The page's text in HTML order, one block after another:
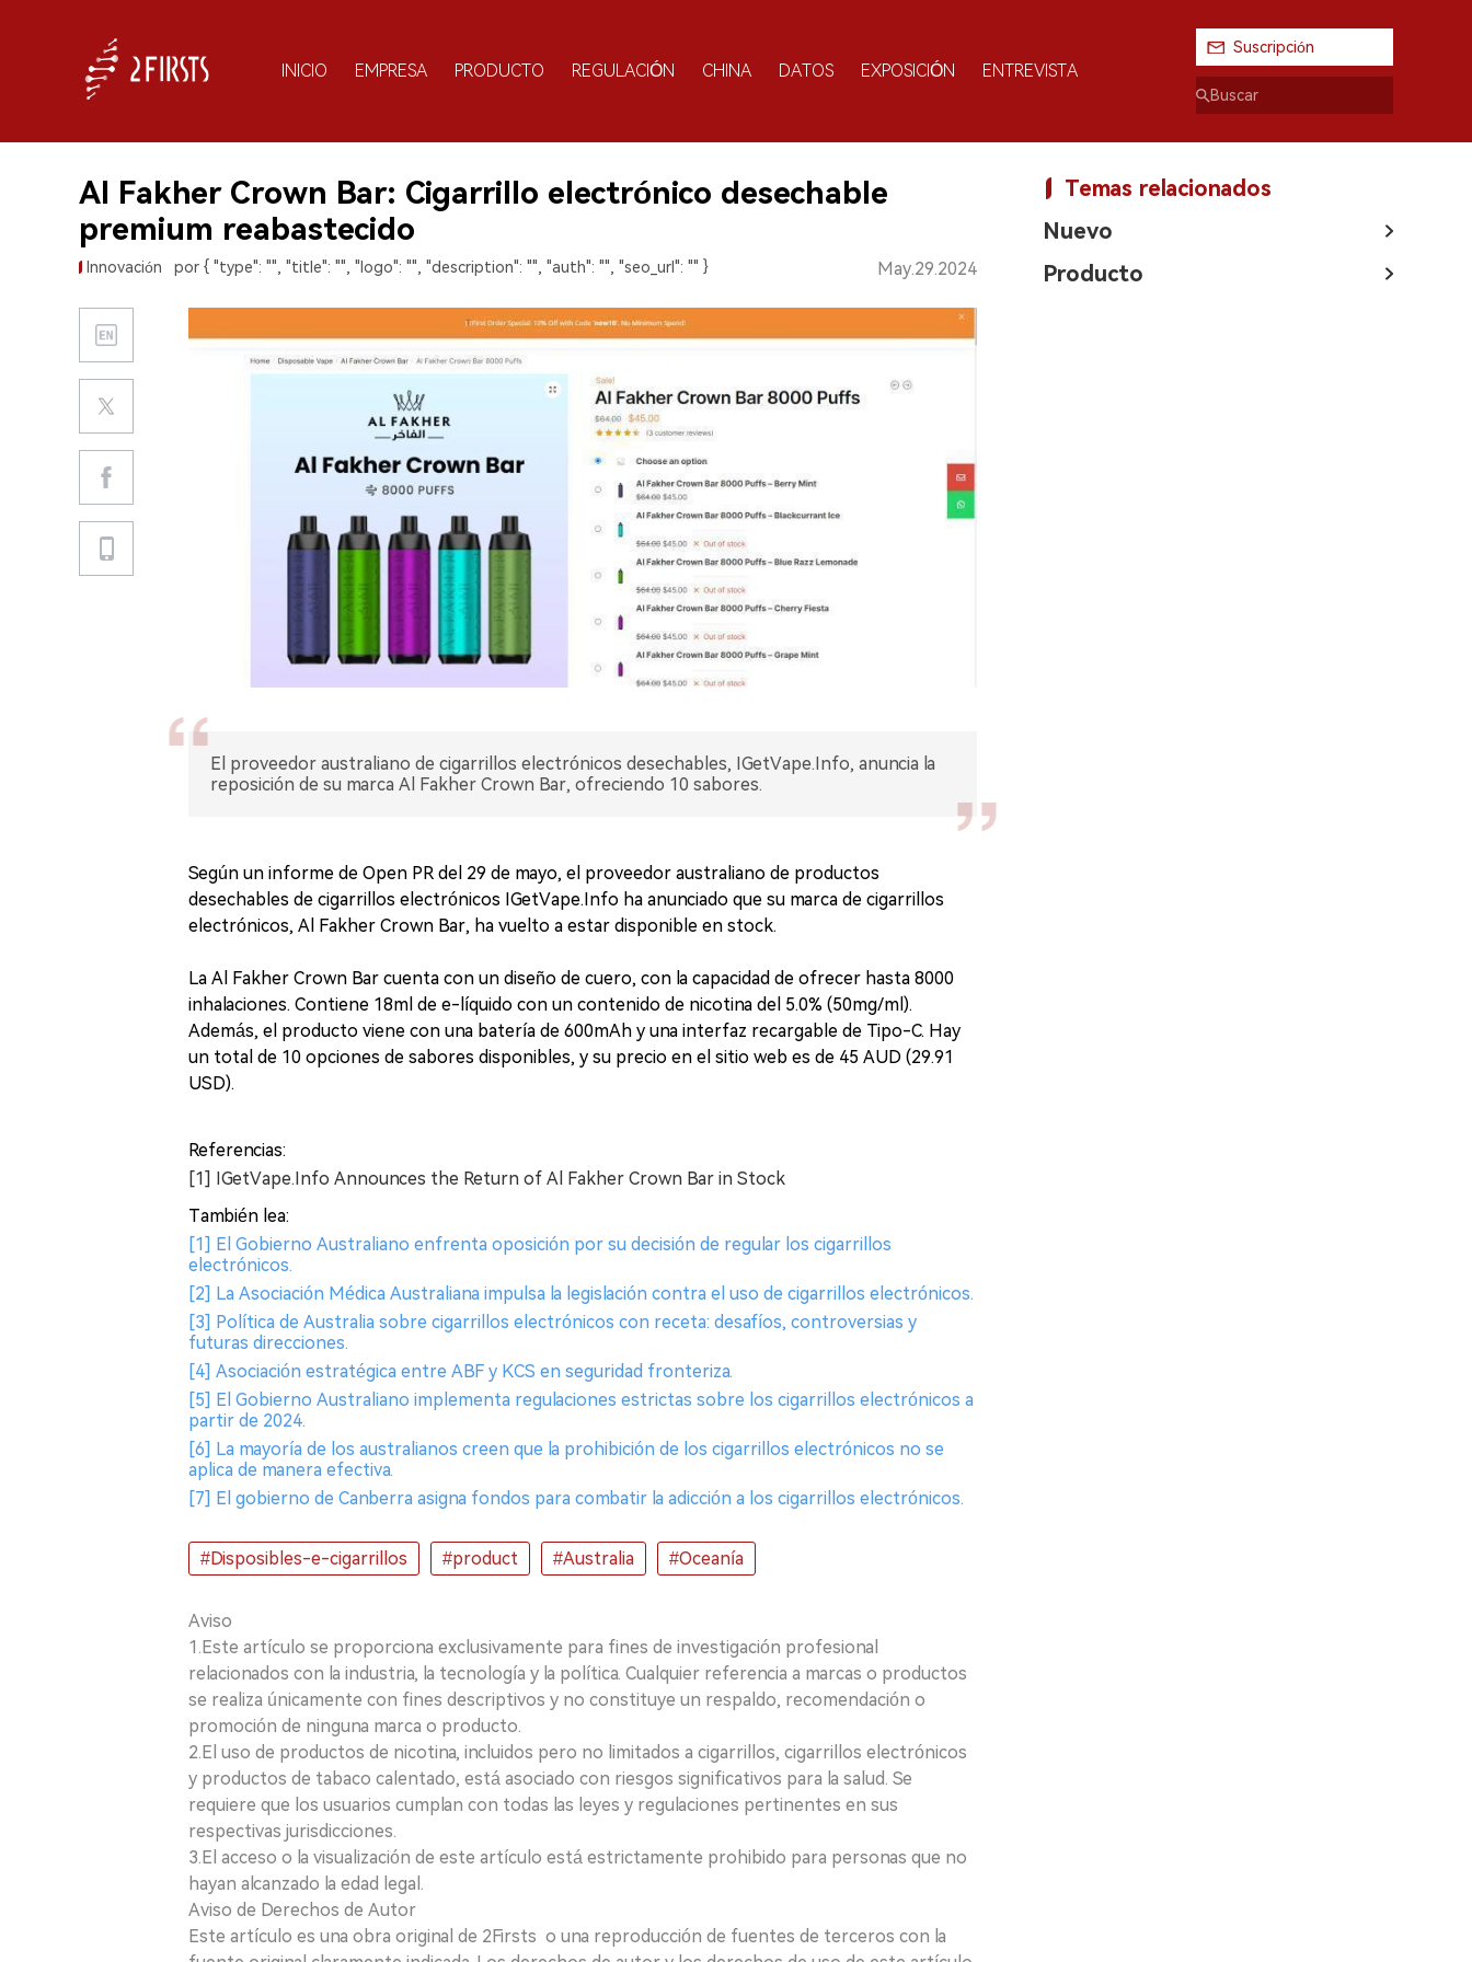
INICIO EMPRESA PRODUCTO REGULACIÓN CHINA DATOS EXPOSICIÓN ENTREVISTA
Suscripción
Al Fakher Crown Bar: Cigarrillo electrónico desechable
premium reabastecido
Innovación por { "type": "", "title": "", "logo": "", "description": "", "auth": "", "seo_url": "" } May.29.2024
El proveedor australiano de cigarrillos electrónicos desechables, IGetVape.Info, anuncia la
reposición de su marca Al Fakher Crown Bar, ofreciendo 10 sabores.
Según un informe de Open PR del 29 de mayo, el proveedor australiano de productos
desechables de cigarrillos electrónicos IGetVape.Info ha anunciado que su marca de cigarrillos
electrónicos, Al Fakher Crown Bar, ha vuelto a estar disponible en stock.
La Al Fakher Crown Bar cuenta con un diseño de cuero, con la capacidad de ofrecer hasta 8000
inhalaciones. Contiene 18ml de e-líquido con un contenido de nicotina del 5.0% (50mg/ml).
Además, el producto viene con una batería de 600mAh y una interfaz recargable de Tipo-C. Hay
un total de 10 opciones de sabores disponibles, y su precio en el sitio web es de 45 AUD (29.91
USD).
Referencias:
[1] IGetVape.Info Announces the Return of Al Fakher Crown Bar in Stock
También lea:
[1] El Gobierno Australiano enfrenta oposición por su decisión de regular los cigarrillos
electrónicos.
[2] La Asociación Médica Australiana impulsa la legislación contra el uso de cigarrillos electrónicos.
[3] Política de Australia sobre cigarrillos electrónicos con receta: desafíos, controversias y
futuras direcciones.
[4] Asociación estratégica entre ABF y KCS en seguridad fronteriza.
[5] El Gobierno Australiano implementa regulaciones estrictas sobre los cigarrillos electrónicos a
partir de 2024.
[6] La mayoría de los australianos creen que la prohibición de los cigarrillos electrónicos no se
aplica de manera efectiva.
[7] El gobierno de Canberra asigna fondos para combatir la adicción a los cigarrillos electrónicos.
#Disposibles-e-cigarrillos #product #Australia #Oceanía
Aviso
1.Este artículo se proporciona exclusivamente para fines de investigación profesional
relacionados con la industria, la tecnología y la política. Cualquier referencia a marcas o productos
se realiza únicamente con fines descriptivos y no constituye un respaldo, recomendación o
promoción de ninguna marca o producto.
2.El uso de productos de nicotina, incluidos pero no limitados a cigarrillos, cigarrillos electrónicos
y productos de tabaco calentado, está asociado con riesgos significativos para la salud. Se
requiere que los usuarios cumplan con todas las leyes y regulaciones pertinentes en sus
respectivas jurisdicciones.
3.El acceso o la visualización de este artículo está estrictamente prohibido para personas que no
hayan alcanzado la edad legal.
Aviso de Derechos de Autor
Este artículo es una obra original de 2Firsts o una reproducción de fuentes de terceros con la
Temas relacionados
Nuevo
Producto